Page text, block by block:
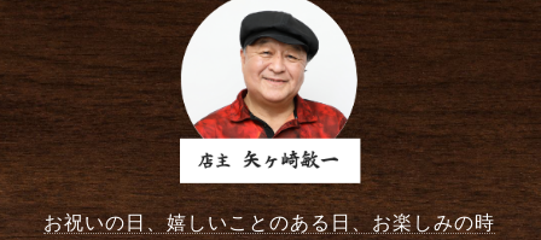
お祝いの日、嬉しいことのある日、お楽しみの時